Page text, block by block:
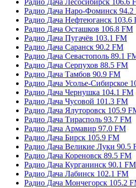
Радио Дача Лесосибирск 106.6
Радио Дача Наро-Фоминск 94.2
Радио Дача Нефтеюганск 103.6
Радио Дача Осташков 106.8 FM
Радио Дача Пугачёв 103.1 FM
Радио Дача Саранск 90.2 FM
Радио Дача Севастополь 89.1
Радио Дача Серпухов 88.5 FM
Радио Дача Тамбов 90.9 FM
Радио Дача Усолье-Сибирское
Радио Дача Чернушка 104.1 FM
Радио Дача Чусовой 101.3 FM
Радио Дача Ялуторовск 105.9
Радио Дача Тирасполь 93.7 FM
Радио Дача Армавир 97.0 FM
Радио Дача Бирск 105.9 FM
Радио Дача Великие Луки 90.5
Радио Дача Кореновск 89.5 FM
Радио Дача Курганинск 90.1 FM
Радио Дача Лабинск 102.1 FM
Радио Дача Мончегорск 105.2